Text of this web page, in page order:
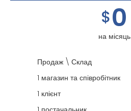
$0
на місяць
Продаж \ Склад
1 магазин та співробітник
1 клієнт